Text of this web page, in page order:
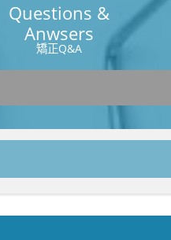
Questions &
Anwsers
矯正Q&A